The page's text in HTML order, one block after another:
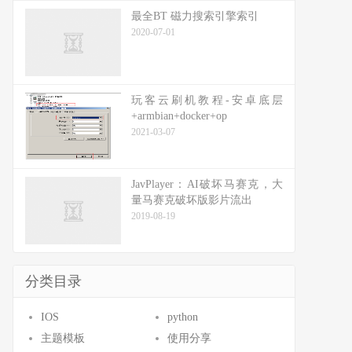
最全BT 磁力搜索引擎索引
2020-07-01
玩客云刷机教程-安卓底层
+armbian+docker+op
2021-03-07
JavPlayer：AI破坏马赛克，大
量马赛克破坏版影片流出
2019-08-19
分类目录
IOS
python
主题模板
使用分享